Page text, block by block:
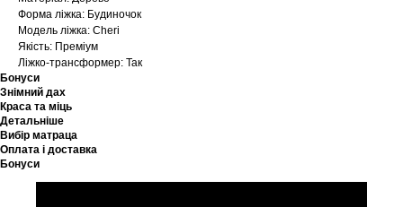
Форма ліжка: Будиночок
Модель ліжка: Cheri
Якість: Преміум
Ліжко-трансформер: Так
Бонуси
Знімний дах
Краса та міць
Детальніше
Вибір матраца
Оплата і доставка
Бонуси